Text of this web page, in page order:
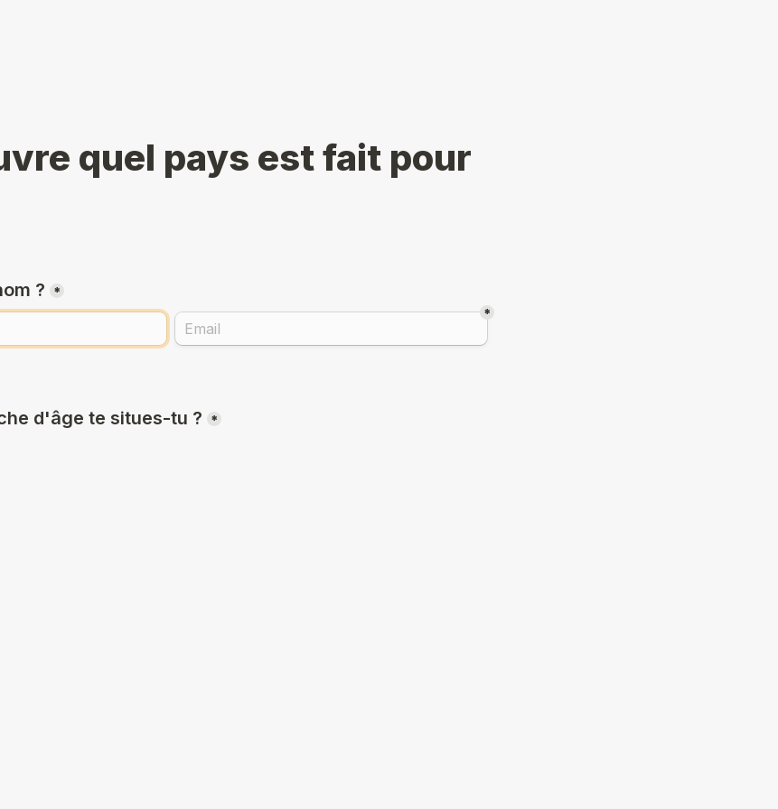
quel pays est fait pour
?
*
*
d'âge te situes-tu ? *